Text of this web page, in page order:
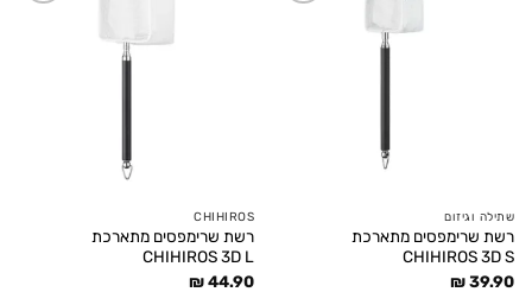
שתילה וגיזום
רשת שרימפסים מתארכת
CHIHIROS 3D S
₪39.90
CHIHIROS
רשת שרימפסים מתארכת
CHIHIROS 3D L
₪44.90